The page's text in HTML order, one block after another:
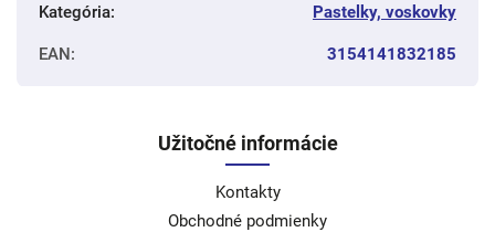
Kategória: Pastelky, voskovky
EAN: 3154141832185
Užitočné informácie
Kontakty
Obchodné podmienky